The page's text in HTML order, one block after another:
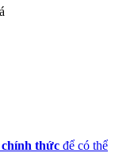
thức để có thể